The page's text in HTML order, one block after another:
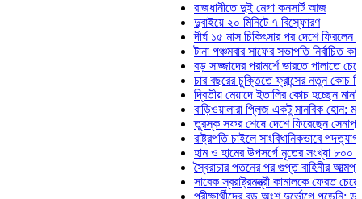
রাজধানীতে দুই মেগা কনসার্ট আজ
দুবাইয়ে ২০ মিনিটে ৭ বিস্ফোরণ
দীর্ঘ ১৫ মাস চিকিৎসার পর দেশে ফিরলেন
টানা পঞ্চমবার সাফের সভাপতি নির্বাচিত কাজী
বড় সাজ্জাদের পরামর্শে ভারতে পালাতে
চার বছরের চুক্তিতে ফ্রান্সের নতুন কোচ জিদান
দ্বিতীয় মেয়াদে ইতালির কোচ হচ্ছেন মানচিনি
বাড়িওয়ালারা প্লিজ একটু মানবিক হোন: মনিরা মিঠু
তুরস্ক সফর শেষে দেশে ফিরেছেন সেনাপ্রধান
রাষ্ট্রপতি চাইলে সাংবিধানিকভাবে পদত্যাগ করতে
হাম ও হামের উপসর্গে মৃতের সংখ্যা ৮০০ ছাড়াল
স্বৈরাচার পতনের পর গুপ্ত বাহিনীর আত্মপ্রকাশ:
সাবেক স্বরাষ্ট্রমন্ত্রী কামালকে ফেরত চেয়ে